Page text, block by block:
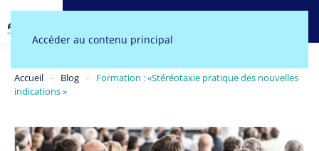
Accéder au contenu principal
Accueil Blog
Formation : «Stéréotaxie pratique des nouvelles
indications »